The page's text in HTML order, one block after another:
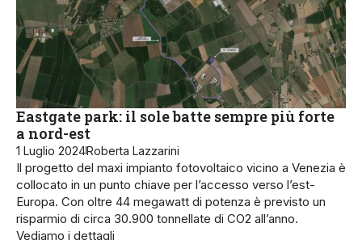
Eastgate park: il sole batte sempre più forte
a nord-est
1 Luglio 2024Roberta Lazzarini
Il progetto del maxi impianto fotovoltaico vicino a Venezia è
collocato in un punto chiave per l’accesso verso l’est-
Europa. Con oltre 44 megawatt di potenza è previsto un
risparmio di circa 30.900 tonnellate di CO2 all’anno.
Vediamo i dettagli